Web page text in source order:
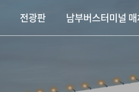
전광판 남부버스터미널